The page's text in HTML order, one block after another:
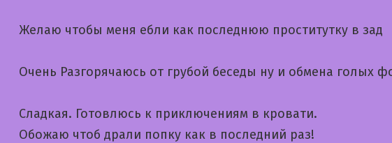
Желаю чтобы меня ебли как последнюю проститутку в зад
Очень Разгорячаюсь от грубой беседы ну и обмена голых
Сладкая. Готовлюсь к приключениям в кровати.
Обожаю чтоб драли попку как в последний раз!